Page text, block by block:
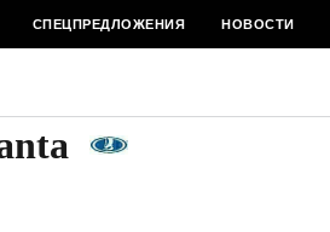
СПЕЦПРЕДЛОЖЕНИЯ НОВОСТИ